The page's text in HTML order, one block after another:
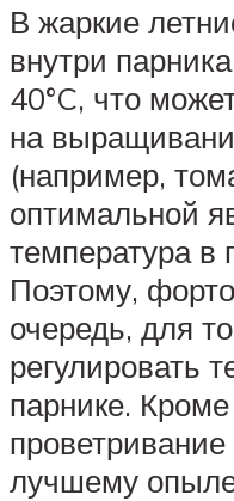
В жаркие
внутри
40°C, что
на
(например,
оптимальной
температура в
Поэтому,
очередь, для
регулировать
парнике.
проветривание
лучшему